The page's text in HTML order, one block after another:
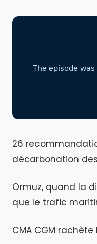
26
décarbonation
Ormuz, quand la
que le trafic
CMA CGM rachète